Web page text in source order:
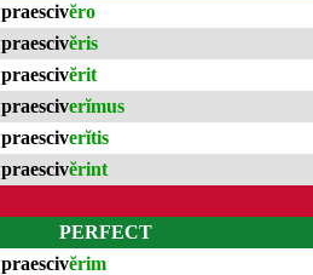
praescivĕro
praescivĕris
praescivĕrit
praesciverĭmus
praesciverĭtis
praescivĕrint
PERFECT
praescivĕrim